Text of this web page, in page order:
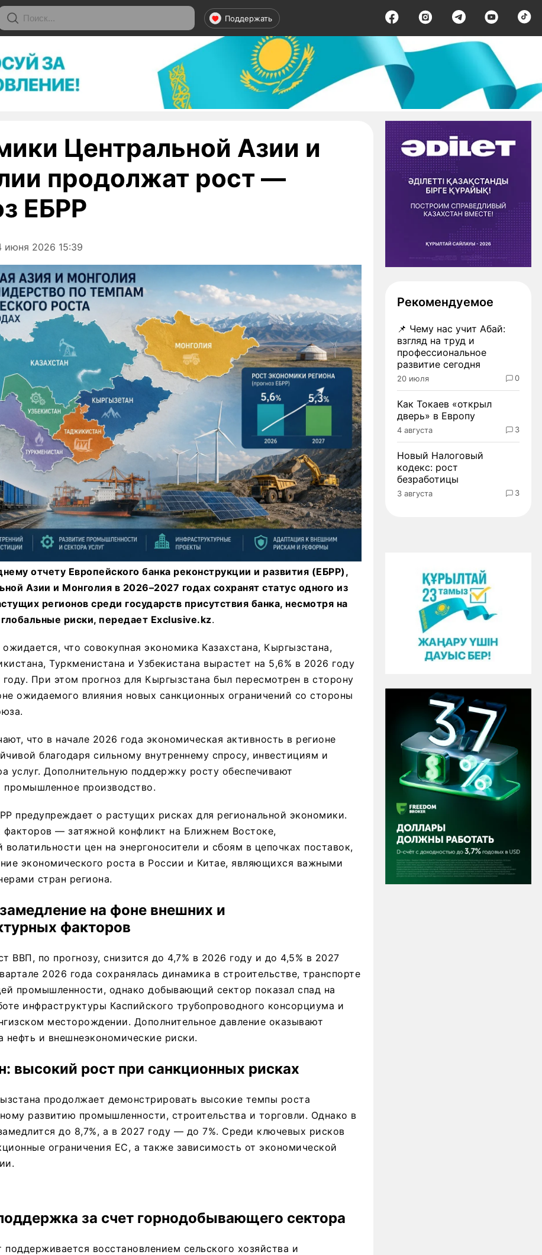
Поддержать
Центральной Азии и
продолжат рост —
ЕБРР
2026 15:39
отчету Европейского банка реконструкции и развития (ЕБРР),
Азии и Монголия в 2026–2027 годах сохранят статус одного из
регионов среди государств присутствия банка, несмотря на
риски, передает Exclusive.kz.
что совокупная экономика Казахстана, Кыргызстана,
Туркменистана и Узбекистана вырастет на 5,6% в 2026 году
При этом прогноз для Кыргызстана был пересмотрен в сторону
ожидаемого влияния новых санкционных ограничений со стороны
что в начале 2026 года экономическая активность в регионе
благодаря сильному внутреннему спросу, инвестициям и
услуг. Дополнительную поддержку росту обеспечивают
промышленное производство.
предупреждает о растущих рисках для региональной экономики.
— затяжной конфликт на Ближнем Востоке,
цен на энергоносители и сбоям в цепочках поставок,
экономического роста в России и Китае, являющихся важными
стран региона.
на фоне внешних и
факторов
ВВП, по прогнозу, снизится до 4,7% в 2026 году и до 4,5% в 2027
2026 года сохранялась динамика в строительстве, транспорте
промышленности, однако добывающий сектор показал спад на
инфраструктуры Каспийского трубопроводного консорциума и
месторождении. Дополнительное давление оказывают
нефть и внешнеэкономические риски.
высокий рост при санкционных рисках
продолжает демонстрировать высокие темпы роста
развитию промышленности, строительства и торговли. Однако в
до 8,7%, а в 2027 году — до 7%. Среди ключевых рисков
ограничения ЕС, а также зависимость от экономической
за счет горнодобывающего сектора
восстановлением сельского хозяйства и
Рекомендуемое
📌 Чему нас учит Абай:
взгляд на труд и
профессиональное
развитие сегодня
20 июля 0
Как Токаев «открыл
дверь» в Европу
4 августа 3
Новый Налоговый
кодекс: рост
безработицы
3 августа 3